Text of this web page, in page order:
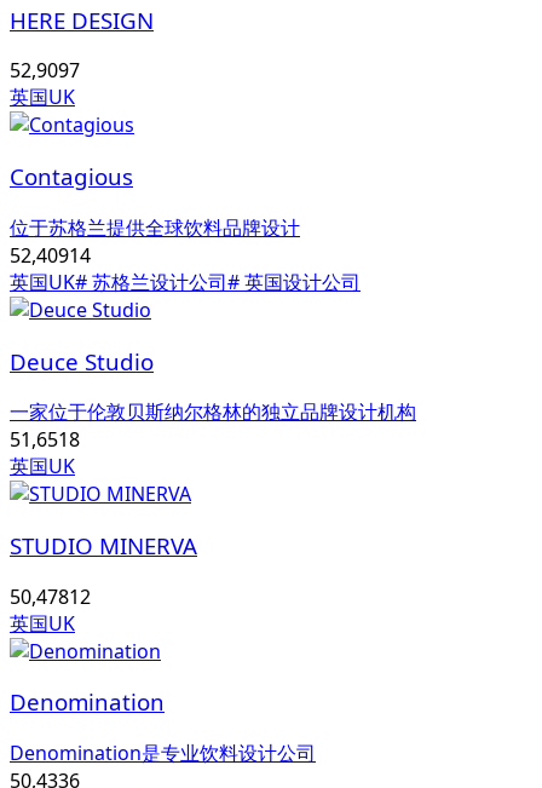
HERE DESIGN
52,9097
英国UK
Contagious
位于苏格兰提供全球饮料品牌设计
52,40914
英国UK# 苏格兰设计公司# 英国设计公司
Deuce Studio
一家位于伦敦贝斯纳尔格林的独立品牌设计机构
51,6518
英国UK
STUDIO MINERVA
50,47812
英国UK
Denomination
Denomination是专业饮料设计公司
50,4336